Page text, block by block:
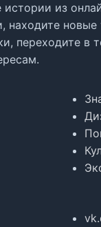
истории из
находите
переходите в